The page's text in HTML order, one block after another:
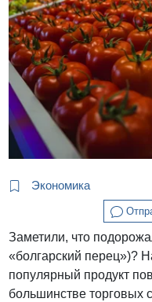
Экономика
Заметили, что
«болгарский перец»)?
популярный продукт
большинстве торговых